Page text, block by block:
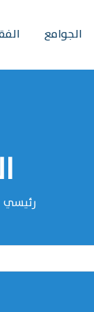
الجوامع
رئيسي